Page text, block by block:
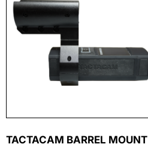
TACTACAM BARREL MOUNT